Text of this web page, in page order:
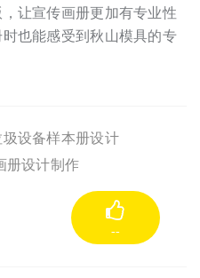
让宣传画册更加有专业性
也能感受到秋山模具的专
设备样本册设计
册设计制作
--